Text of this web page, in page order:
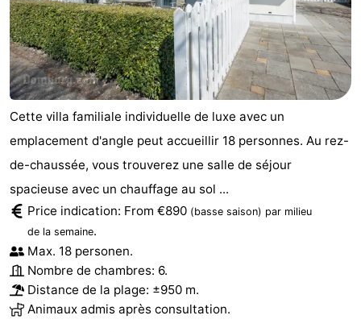
Cette villa familiale individuelle de luxe avec un
emplacement d'angle peut accueillir 18 personnes. Au rez-
de-chaussée, vous trouverez une salle de séjour
spacieuse avec un chauffage au sol ...
Price indication: From €890 (basse saison) par milieu
de la semaine.
Max. 18 personen.
Nombre de chambres: 6.
Distance de la plage: ±950 m.
Animaux admis après consultation.